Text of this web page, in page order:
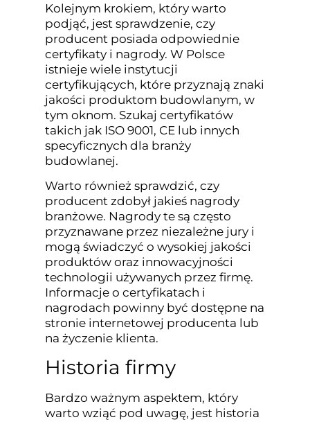
Kolejnym krokiem, który warto
podjąć, jest sprawdzenie, czy
producent posiada odpowiednie
certyfikaty i nagrody. W Polsce
istnieje wiele instytucji
certyfikujących, które przyznają znaki
jakości produktom budowlanym, w
tym oknom. Szukaj certyfikatów
takich jak ISO 9001, CE lub innych
specyficznych dla branży
budowlanej.
Warto również sprawdzić, czy
producent zdobył jakieś nagrody
branżowe. Nagrody te są często
przyznawane przez niezależne jury i
mogą świadczyć o wysokiej jakości
produktów oraz innowacyjności
technologii używanych przez firmę.
Informacje o certyfikatach i
nagrodach powinny być dostępne na
stronie internetowej producenta lub
na życzenie klienta.
Historia firmy
Bardzo ważnym aspektem, który
warto wziąć pod uwagę, jest historia